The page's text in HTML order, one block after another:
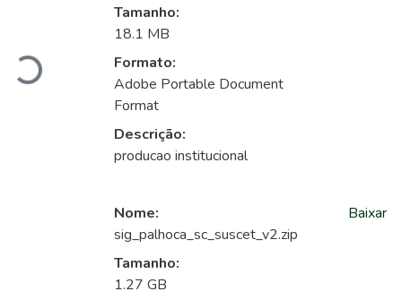
Carregando...
Tamanho:
18.1 MB
Formato:
Adobe Portable Document
Format
Descrição:
producao institucional
Nome:
sig_palhoca_sc_suscet_v2.zip
Tamanho:
1.27 GB
Baixar